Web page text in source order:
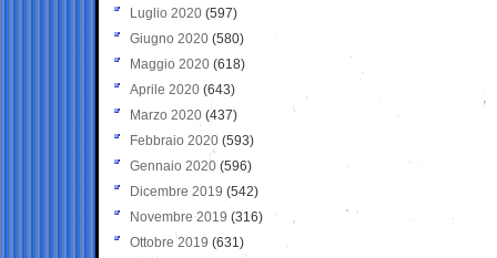
Luglio 2020 (597)
Giugno 2020 (580)
Maggio 2020 (618)
Aprile 2020 (643)
Marzo 2020 (437)
Febbraio 2020 (593)
Gennaio 2020 (596)
Dicembre 2019 (542)
Novembre 2019 (316)
Ottobre 2019 (631)